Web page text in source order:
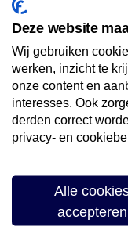
Volg ons op social
Deze website
Wij gebruiken
werken, inzicht te
onze content en
interesses. Ook
derden correct
privacy- en
Alle
accepteren